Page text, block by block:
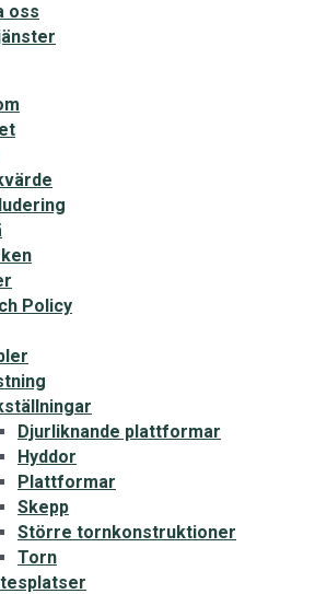
oss
Policy
Djurliknande plattformar
Hyddor
Plattformar
Skepp
Större tornkonstruktioner
Torn